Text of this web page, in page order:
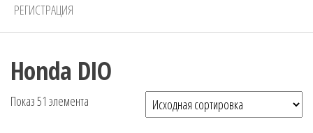
РЕГИСТРАЦИЯ
Honda DIO
Показ 51 элемента